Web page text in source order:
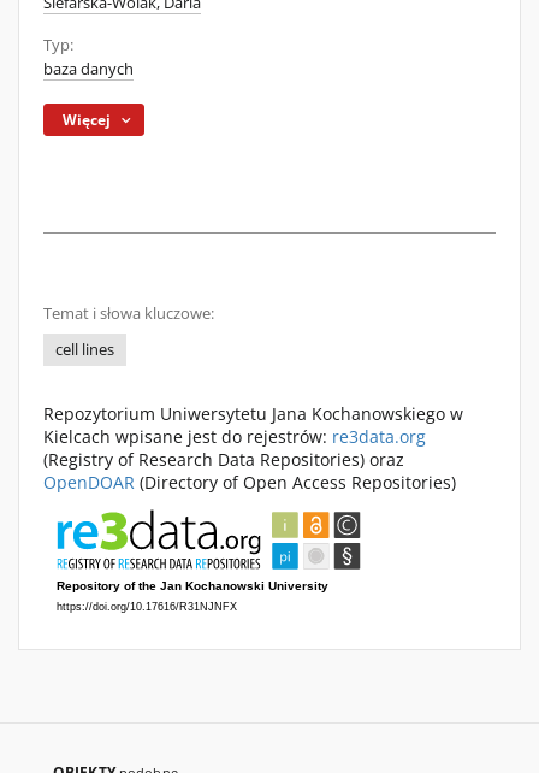
Typ:
baza danych
Więcej
Temat i słowa kluczowe:
cell lines
Repozytorium Uniwersytetu Jana Kochanowskiego w
Kielcach wpisane jest do rejestrów: re3data.org
(Registry of Research Data Repositories) oraz
OpenDOAR (Directory of Open Access Repositories)